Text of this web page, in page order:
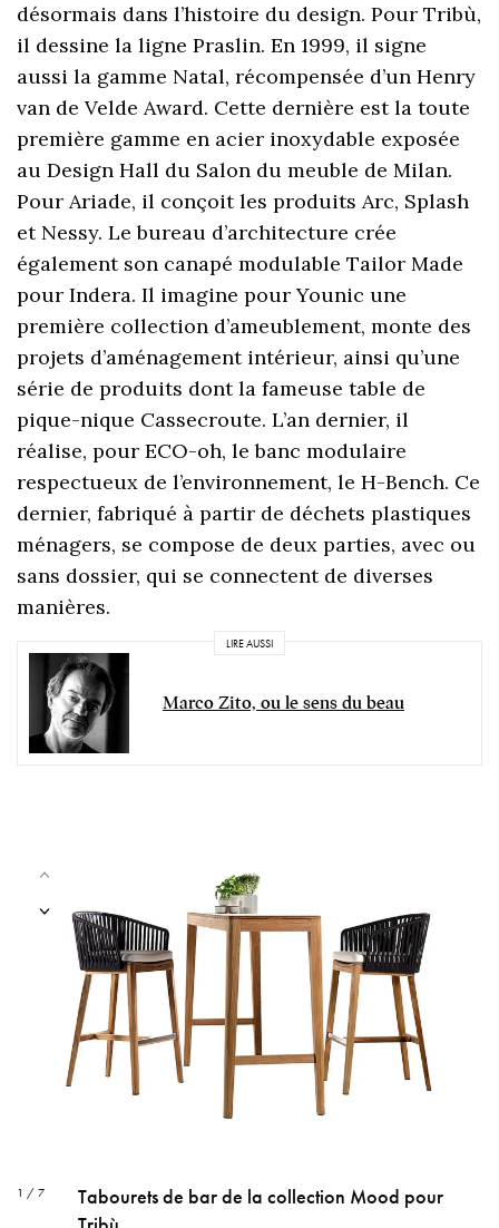
désormais dans l’histoire du design. Pour Tribù,
il dessine la ligne Praslin. En 1999, il signe
aussi la gamme Natal, récompensée d’un Henry
van de Velde Award. Cette dernière est la toute
première gamme en acier inoxydable exposée
au Design Hall du Salon du meuble de Milan.
Pour Ariade, il conçoit les produits Arc, Splash
et Nessy. Le bureau d’architecture crée
également son canapé modulable Tailor Made
pour Indera. Il imagine pour Younic une
première collection d’ameublement, monte des
projets d’aménagement intérieur, ainsi qu’une
série de produits dont la fameuse table de
pique-nique Cassecroute. L’an dernier, il
réalise, pour ECO-oh, le banc modulaire
respectueux de l’environnement, le H-Bench. Ce
dernier, fabriqué à partir de déchets plastiques
ménagers, se compose de deux parties, avec ou
sans dossier, qui se connectent de diverses
manières.
LIRE AUSSI
Marco Zito, ou le sens du beau
1 / 7
Tabourets de bar de la collection Mood pour